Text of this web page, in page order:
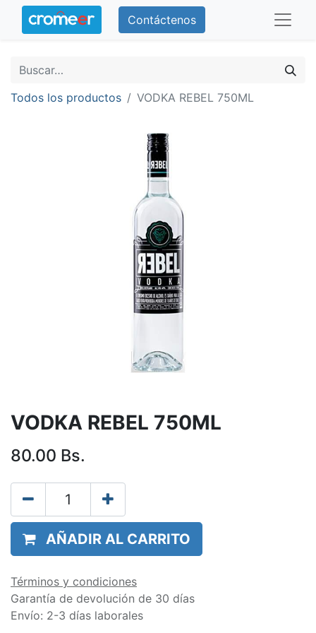
Contáctenos
Todos los productos VODKA REBEL 750ML
VODKA REBEL 750ML
80.00 Bs.
AÑADIR AL CARRITO
Términos y condiciones
Garantía de devolución de 30 días
Envío: 2-3 días laborales